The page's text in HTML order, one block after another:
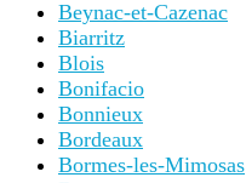
Beynac-et-Cazenac
Biarritz
Blois
Bonifacio
Bonnieux
Bordeaux
Bormes-les-Mimosas